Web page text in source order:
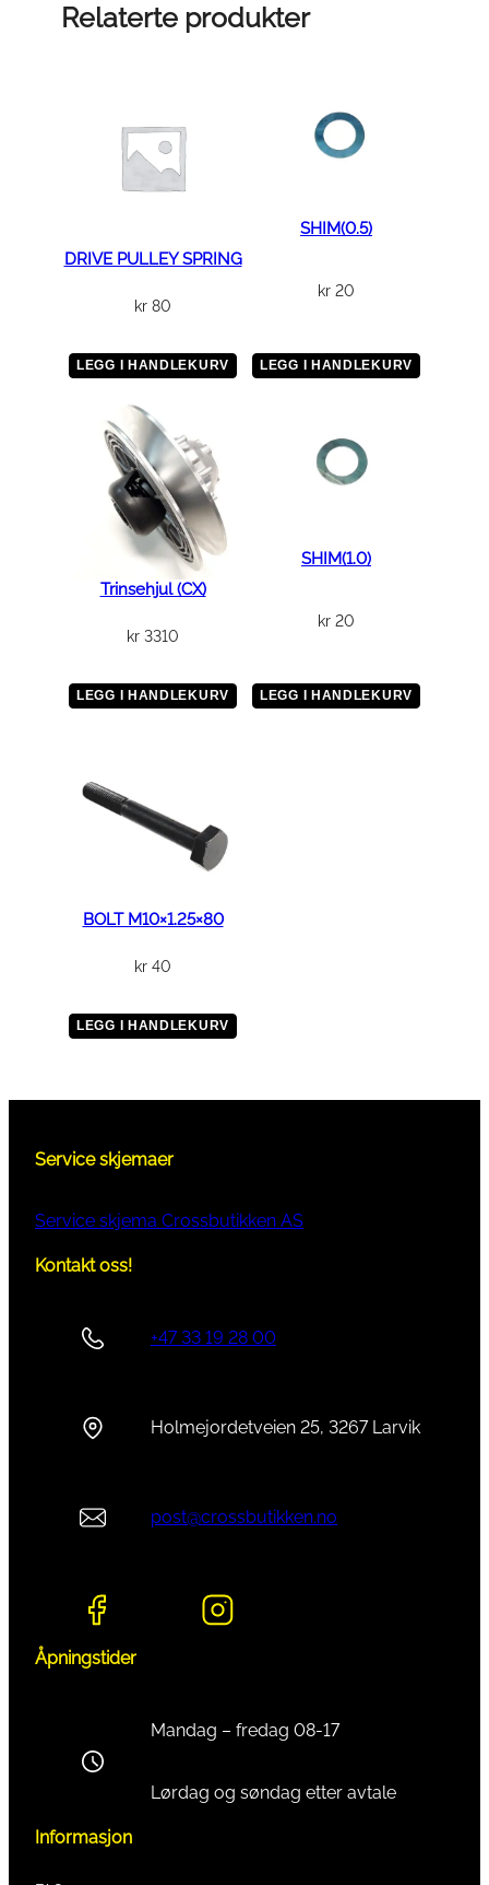
Relaterte produkter
DRIVE PULLEY SPRING
kr 80
LEGG I HANDLEKURV
SHIM(0.5)
kr 20
LEGG I HANDLEKURV
Trinsehjul (CX)
kr 3310
LEGG I HANDLEKURV
SHIM(1.0)
kr 20
LEGG I HANDLEKURV
BOLT M10×1.25×80
kr 40
LEGG I HANDLEKURV
Service skjemaer
Service skjema Crossbutikken AS
Kontakt oss!
+47 33 19 28 00
Holmejordetveien 25, 3267 Larvik
post@crossbutikken.no
Åpningstider
Mandag – fredag 08-17
Lørdag og søndag etter avtale
Informasjon